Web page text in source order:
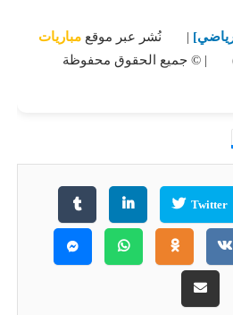
| نُشر عبر موقع مباريات
| © جميع الحقوق محفوظة
Twitter